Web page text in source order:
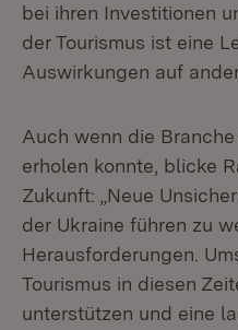
bei ihren Investitionen
der Tourismus ist eine
Auswirkungen auf
Auch wenn die
erholen konnte, blicke
Zukunft: „Neue
der Ukraine führen zu
Herausforderungen.
Tourismus in diesen
unterstützen und eine